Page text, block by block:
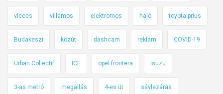
vicces villamos elektromos hajó toyota prius
Budakeszi közút dashcam reklám COVID-19
Urban Collëctif ICE opel frontera Isuzu
3-as metró megállás 4-es út sávlezárás